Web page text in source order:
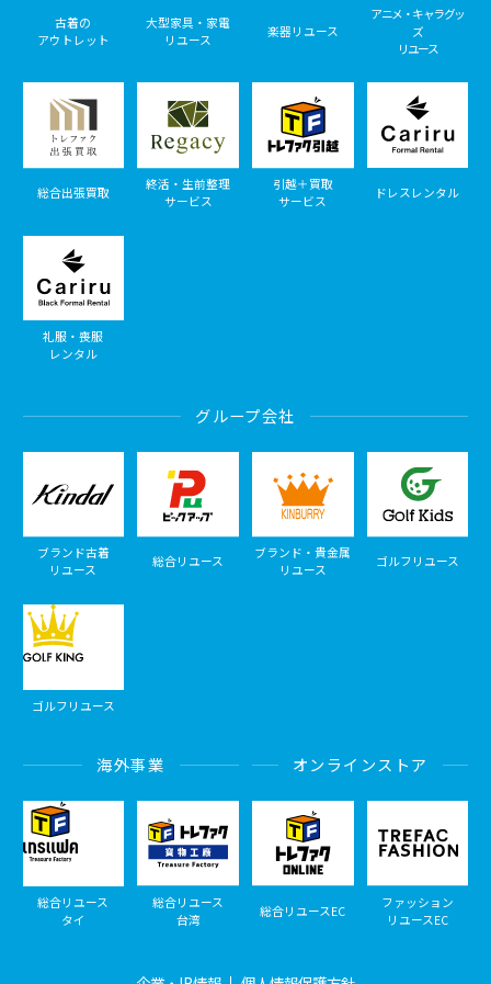
古着の
アウトレット
大型家具・家電
リユース
楽器リユース
アニメ・キャラグッ
ズ
リユース
総合出張買取
終活・生前整理
サービス
引越＋買取
サービス
ドレスレンタル
礼服・喪服
レンタル
グループ会社
ブランド古着
リユース
総合リユース
ブランド・貴金属
リユース
ゴルフリユース
ゴルフリユース
海外事業
総合リユース
タイ
総合リユース
台湾
オンラインストア
総合リユースEC
ファッション
リユースEC